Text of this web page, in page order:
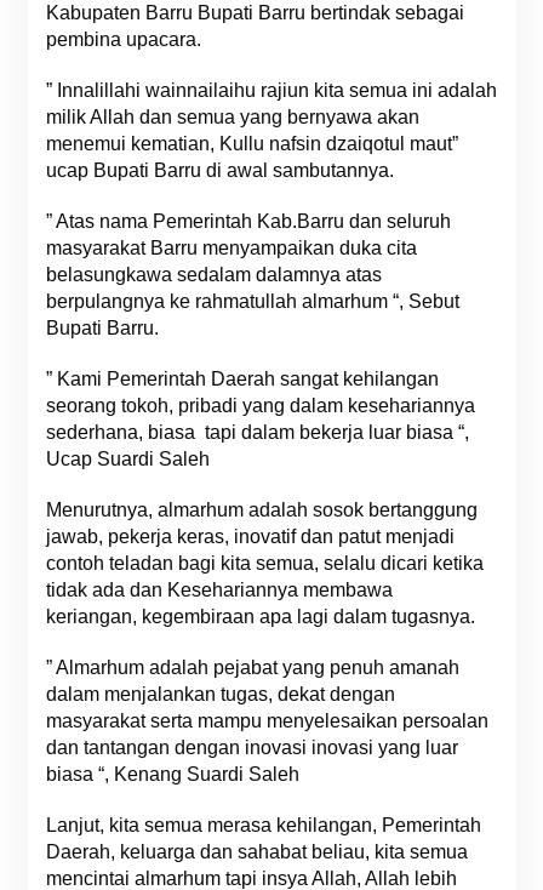
Kabupaten Barru Bupati Barru bertindak sebagai
pembina upacara.
” Innalillahi wainnailaihu rajiun kita semua ini adalah
milik Allah dan semua yang bernyawa akan
menemui kematian, Kullu nafsin dzaiqotul maut”
ucap Bupati Barru di awal sambutannya.
” Atas nama Pemerintah Kab.Barru dan seluruh
masyarakat Barru menyampaikan duka cita
belasungkawa sedalam dalamnya atas
berpulangnya ke rahmatullah almarhum “, Sebut
Bupati Barru.
” Kami Pemerintah Daerah sangat kehilangan
seorang tokoh, pribadi yang dalam kesehariannya
sederhana, biasa tapi dalam bekerja luar biasa “,
Ucap Suardi Saleh
Menurutnya, almarhum adalah sosok bertanggung
jawab, pekerja keras, inovatif dan patut menjadi
contoh teladan bagi kita semua, selalu dicari ketika
tidak ada dan Kesehariannya membawa
keriangan, kegembiraan apa lagi dalam tugasnya.
” Almarhum adalah pejabat yang penuh amanah
dalam menjalankan tugas, dekat dengan
masyarakat serta mampu menyelesaikan persoalan
dan tantangan dengan inovasi inovasi yang luar
biasa “, Kenang Suardi Saleh
Lanjut, kita semua merasa kehilangan, Pemerintah
Daerah, keluarga dan sahabat beliau, kita semua
mencintai almarhum tapi insya Allah, Allah lebih